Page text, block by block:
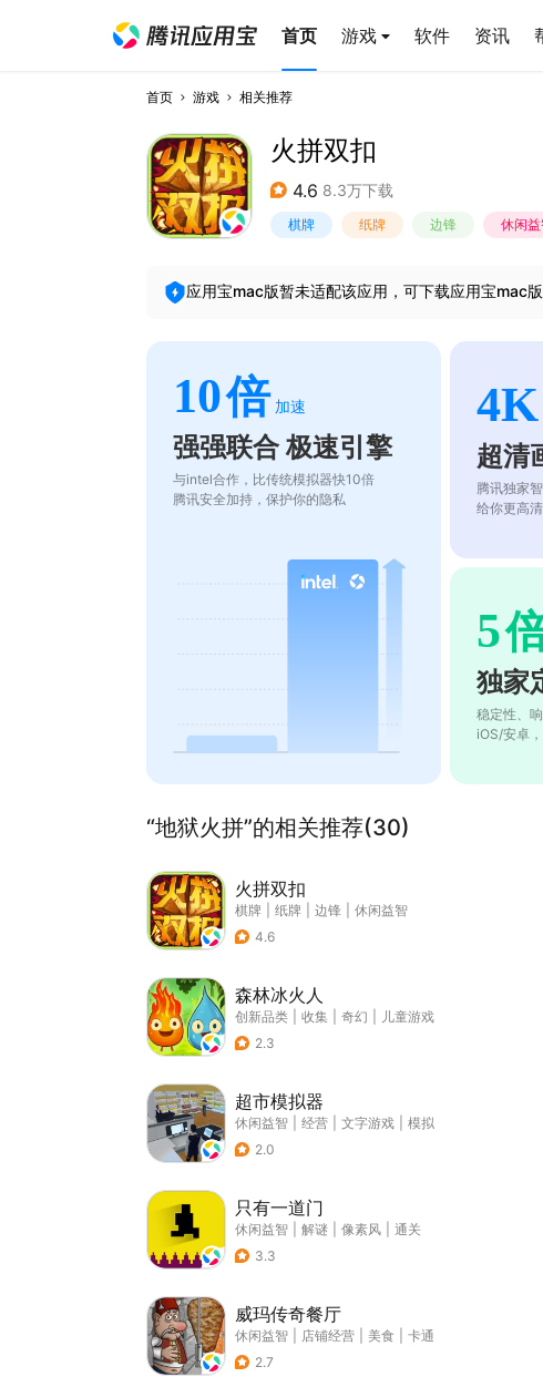
首页 游戏 软件 资讯
首页 游戏 相关推荐
火拼双扣
4.6 8.3万下载
棋牌 纸牌 边锋 休闲
应用宝mac版暂未适配该应用，可下载应用宝mac
10倍 加速
强强联合 极速引擎
与intel合作，比传统模拟器快10倍
腾讯安全加持，保护你的隐私
超清
腾讯独家
给你更高
5
独家
稳定性、
iOS/安卓
“地狱火拼”的相关推荐(30)
火拼双扣
棋牌 纸牌 边锋
休闲益智
4.6
森林冰火人
创新品类 收集 奇幻
儿童游戏
2.3
超市模拟器
休闲益智 经营 文字游戏
模拟
2.0
只有一道门
休闲益智 解谜 像素风
通关
3.3
威玛传奇餐厅
休闲益智 店铺经营 美食
卡通
2.7